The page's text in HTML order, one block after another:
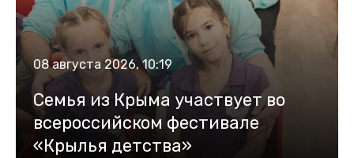
08 августа 2026, 10:19
Семья из Крыма участвует во
всероссийском фестивале
«Крылья детства»